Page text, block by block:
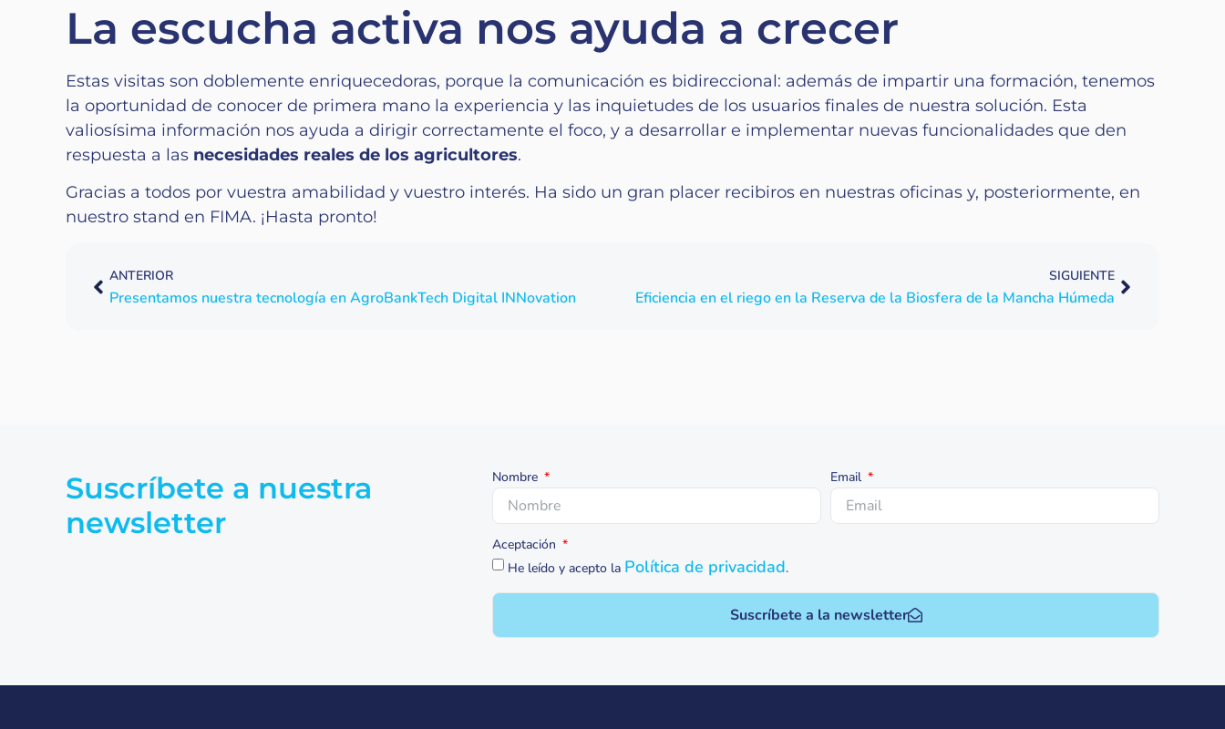
La escucha activa nos ayuda a crecer
Estas visitas son doblemente enriquecedoras, porque la comunicación es bidireccional: además de impartir una formación, tenemos
la oportunidad de conocer de primera mano la experiencia y las inquietudes de los usuarios finales de nuestra solución. Esta
valiosísima información nos ayuda a dirigir correctamente el foco, y a desarrollar e implementar nuevas funcionalidades que den
respuesta a las necesidades reales de los agricultores.
Gracias a todos por vuestra amabilidad y vuestro interés. Ha sido un gran placer recibiros en nuestras oficinas y, posteriormente, en
nuestro stand en FIMA. ¡Hasta pronto!
ANTERIOR
Presentamos nuestra tecnología en AgroBankTech Digital INNovation
SIGUIENTE
Eficiencia en el riego en la Reserva de la Biosfera de la Mancha Húmeda
Suscríbete a nuestra
newsletter
Nombre Email
Aceptación
He leído y acepto la Política de privacidad.
Suscríbete a la newsletter